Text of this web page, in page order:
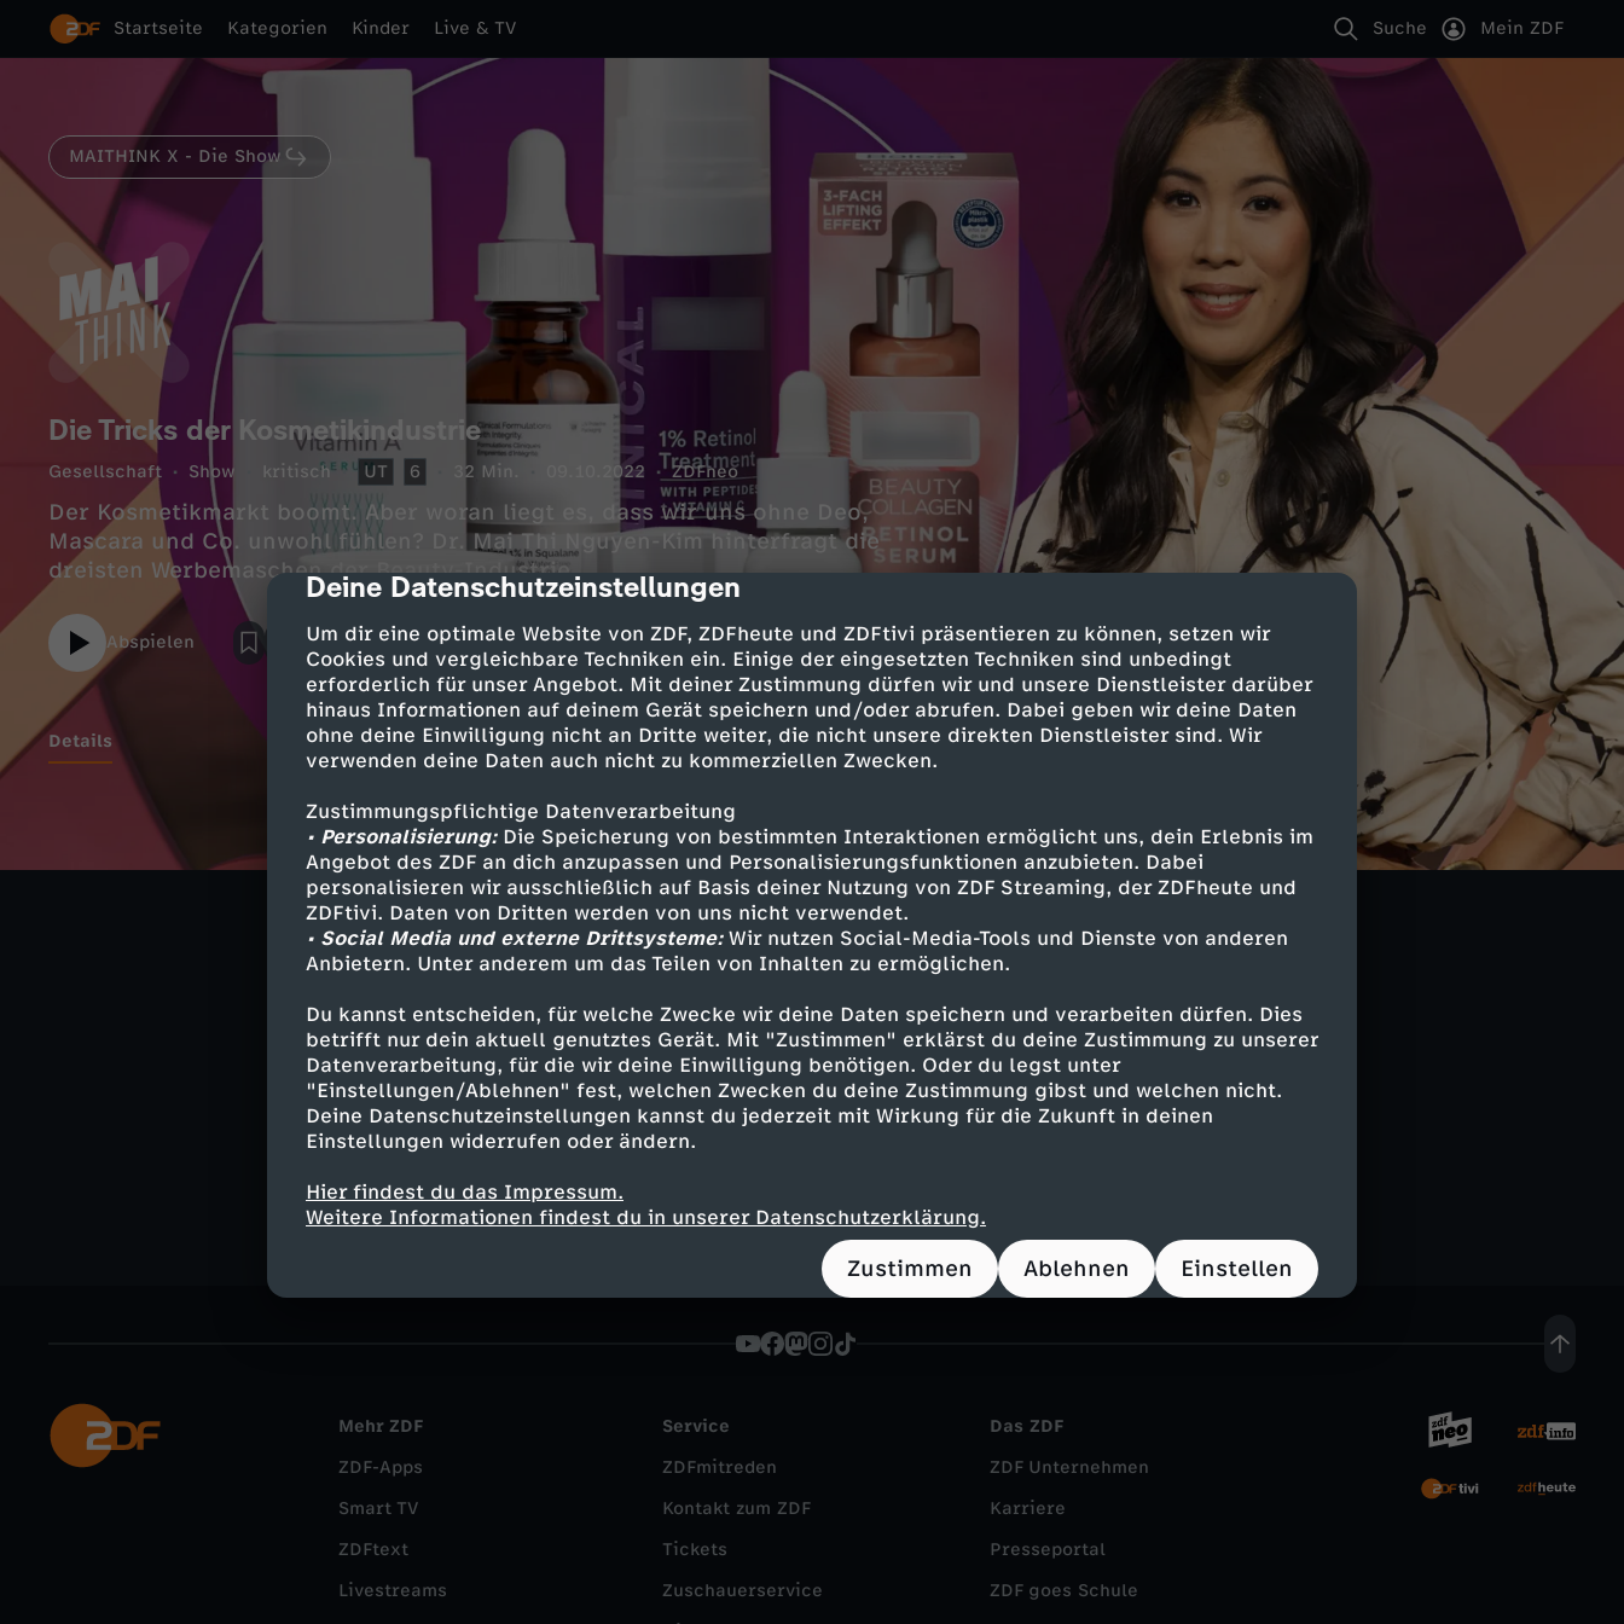
cmp-dialog-description
Deine Datenschutzeinstellungen
Um dir eine optimale Website von ZDF, ZDFheute und ZDFtivi präsentieren zu können, setzen wir
Cookies und vergleichbare Techniken ein. Einige der eingesetzten Techniken sind unbedingt
erforderlich für unser Angebot. Mit deiner Zustimmung dürfen wir und unsere Dienstleister darüber
hinaus Informationen auf deinem Gerät speichern und/oder abrufen. Dabei geben wir deine Daten
ohne deine Einwilligung nicht an Dritte weiter, die nicht unsere direkten Dienstleister sind. Wir
verwenden deine Daten auch nicht zu kommerziellen Zwecken.
Zustimmungspflichtige Datenverarbeitung
• Personalisierung:Die Speicherung von bestimmten Interaktionen ermöglicht uns, dein Erlebnis im
Angebot des ZDF an dich anzupassen und Personalisierungsfunktionen anzubieten. Dabei
personalisieren wir ausschließlich auf Basis deiner Nutzung von ZDF Streaming, der ZDFheute und
ZDFtivi. Daten von Dritten werden von uns nicht verwendet.
• Social Media und externe Drittsysteme:Wir nutzen Social-Media-Tools und Dienste von anderen
Anbietern. Unter anderem um das Teilen von Inhalten zu ermöglichen.
Du kannst entscheiden, für welche Zwecke wir deine Daten speichern und verarbeiten dürfen. Dies
betrifft nur dein aktuell genutztes Gerät. Mit "Zustimmen" erklärst du deine Zustimmung zu unserer
Datenverarbeitung, für die wir deine Einwilligung benötigen. Oder du legst unter
"Einstellungen/Ablehnen" fest, welchen Zwecken du deine Zustimmung gibst und welchen nicht.
Deine Datenschutzeinstellungen kannst du jederzeit mit Wirkung für die Zukunft in deinen
Einstellungen widerrufen oder ändern.
Hier findest du das Impressum.
Weitere Informationen findest du in unserer Datenschutzerklärung.
Zustimmen Ablehnen Einstellen
Startseite Kategorien Kinder Live & TV Suche Mein ZDF
MAITHINK X - Die Show
Die Tricks der Kosmetikindustrie
Gesellschaft Show kritisch UT 6 32 Min. 09.10.2022 ZDFneo
Der Kosmetikmarkt boomt. Aber woran liegt es, dass wir uns ohne Deo,
Mascara und Co. unwohl fühlen? Dr. Mai Thi Nguyen-Kim hinterfragt die
dreisten Werbemaschen der Beauty-Industrie.
Abspielen
Details
Hier gibt's dieQuellen der Sendungzum
Download:
Die Tricks der Kosmetikindustrie - PDF herunterladen
Ähnliche Inhalte entdecken
Gesellschaft Show kritisch Untertitel
FSK 6
MAITHINK X - Die Show
Mehr ZDF
ZDF-Apps
Smart TV
ZDFtext
Livestreams
Service
ZDFmitreden
Kontakt zum ZDF
Tickets
Zuschauerservice
Das ZDF
ZDF Unternehmen
Karriere
Presseportal
ZDF goes Schule